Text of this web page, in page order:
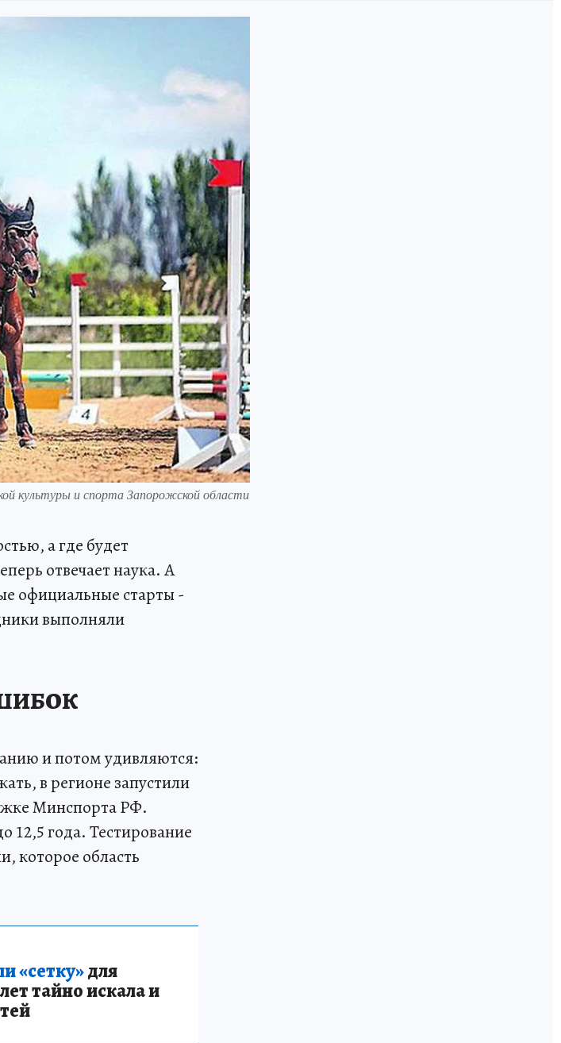
культуры и спорта Запорожской области
а где будет
отвечает наука. А
официальные старты -
выполняли
и потом удивляются:
в регионе запустили
Минспорта РФ.
12,5 года. Тестирование
которое область
«сетку»для
тайно искала и